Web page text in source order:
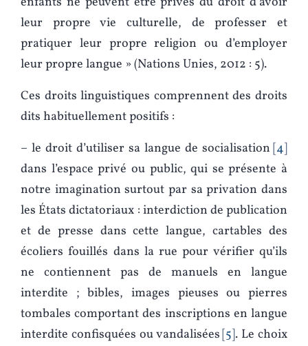
leur propre vie culturelle, de professer et
pratiquer leur propre religion ou d’employer
leur propre langue » (Nations Unies, 2012 : 5).
Ces droits linguistiques comprennent des droits
dits habituellement positifs :
– le droit d’utiliser sa langue de socialisation 4
dans l’espace privé ou public, qui se présente à
notre imagination surtout par sa privation dans
les États dictatoriaux : interdiction de publication
et de presse dans cette langue, cartables des
écoliers fouillés dans la rue pour vérifier qu’ils
ne contiennent pas de manuels en langue
interdite ; bibles, images pieuses ou pierres
tombales comportant des inscriptions en langue
interdite confisquées ou vandalisées 5 . Le choix